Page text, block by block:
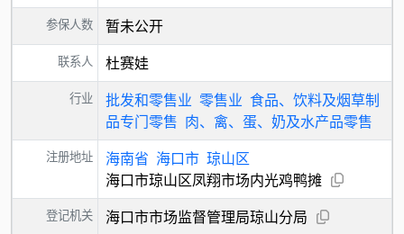
参保人数 暂未公开
联系人 杜赛娃
行业 批发和零售业 零售业 食品、饮料及烟草制
品专门零售 肉、禽、蛋、奶及水产品零售
注册地址 海南省 海口市 琼山区
海口市琼山区凤翔市场内光鸡鸭摊
登记机关 海口市市场监督管理局琼山分局